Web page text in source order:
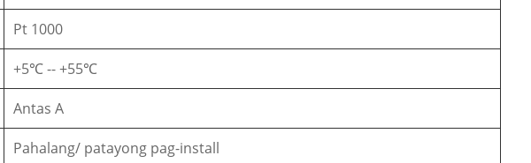
Pt 1000
+5℃ -- +55℃
Antas A
Pahalang/ patayong pag-install